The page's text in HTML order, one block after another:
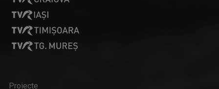
Proiecte